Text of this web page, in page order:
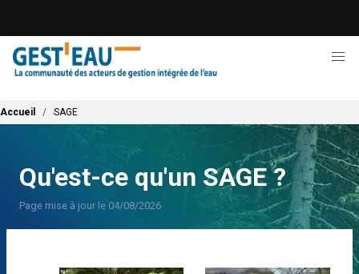
contenu
principal
Fil d'Ariane
Accueil SAGE
Qu'est-ce qu'un SAGE ?
Page mise à jour le 04/08/2026